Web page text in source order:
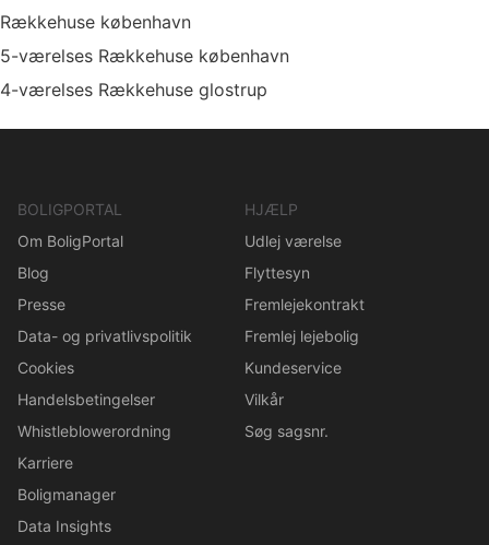
Rækkehuse københavn
5-værelses Rækkehuse københavn
4-værelses Rækkehuse glostrup
BOLIGPORTAL
Om BoligPortal
Blog
Presse
Data- og privatlivspolitik
Cookies
Handelsbetingelser
Whistleblowerordning
Karriere
Boligmanager
Data Insights
HJÆLP
Udlej værelse
Flyttesyn
Fremlejekontrakt
Fremlej lejebolig
Kundeservice
Vilkår
Søg sagsnr.